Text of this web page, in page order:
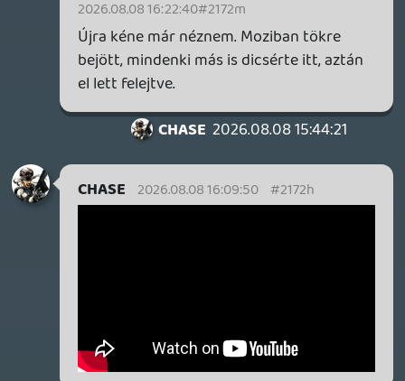
idézi a klasszikus best of akciófilmek fullos
stílusát is.
Manapság az Extraction 1-2 csak egy jobb
Netflix akció, John Wick elcsépelt már. A
Senki jó volt, de nem top. Tenet akciójával
írtam mi a gond, mestermű jelenetek, de
steril. Bad Boys-ok sem olyan jók már.
és Gray Man, vannak remek jelenetek, de
mint film nem kiválóak.
CHASE